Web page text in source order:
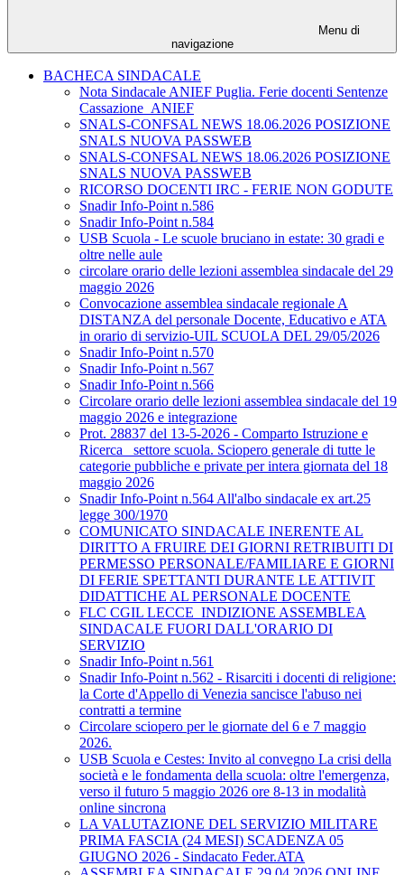
Menu di
navigazione
BACHECA SINDACALE
Nota Sindacale ANIEF Puglia. Ferie docenti Sentenze
Cassazione_ANIEF
SNALS-CONFSAL NEWS 18.06.2026 POSIZIONE
SNALS NUOVA PASSWEB
SNALS-CONFSAL NEWS 18.06.2026 POSIZIONE
SNALS NUOVA PASSWEB
RICORSO DOCENTI IRC - FERIE NON GODUTE
Snadir Info-Point n.586
Snadir Info-Point n.584
USB Scuola - Le scuole bruciano in estate: 30 gradi e
oltre nelle aule
circolare orario delle lezioni assemblea sindacale del 29
maggio 2026
Convocazione assemblea sindacale regionale A
DISTANZA del personale Docente, Educativo e ATA
in orario di servizio-UIL SCUOLA DEL 29/05/2026
Snadir Info-Point n.570
Snadir Info-Point n.567
Snadir Info-Point n.566
Circolare orario delle lezioni assemblea sindacale del 19
maggio 2026 e integrazione
Prot. 28837 del 13-5-2026 - Comparto Istruzione e
Ricerca_ settore scuola. Sciopero generale di tutte le
categorie pubbliche e private per intera giornata del 18
maggio 2026
Snadir Info-Point n.564 All'albo sindacale ex art.25
legge 300/1970
COMUNICATO SINDACALE INERENTE AL
DIRITTO A FRUIRE DEI GIORNI RETRIBUITI DI
PERMESSO PERSONALE/FAMILIARE E GIORNI
DI FERIE SPETTANTI DURANTE LE ATTIVIT
DIDATTICHE AL PERSONALE DOCENTE
FLC CGIL LECCE_INDIZIONE ASSEMBLEA
SINDACALE FUORI DALL'ORARIO DI
SERVIZIO
Snadir Info-Point n.561
Snadir Info-Point n.562 - Risarciti i docenti di religione:
la Corte d'Appello di Venezia sancisce l'abuso nei
contratti a termine
Circolare sciopero per le giornate del 6 e 7 maggio
2026.
USB Scuola e Cestes: Invito al convegno La crisi della
società e le fondamenta della scuola: oltre l'emergenza,
verso il futuro 5 maggio 2026 ore 8-13 in modalità
online sincrona
LA VALUTAZIONE DEL SERVIZIO MILITARE
PRIMA FASCIA (24 MESI) SCADENZA 05
GIUGNO 2026 - Sindacato Feder.ATA